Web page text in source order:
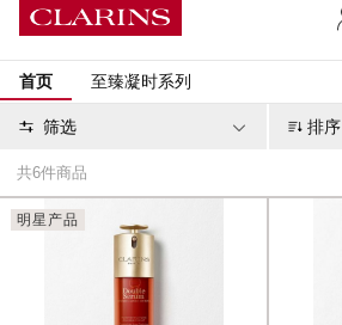
首页 至臻凝时系列
筛选 排序
共6件商品
明星产品